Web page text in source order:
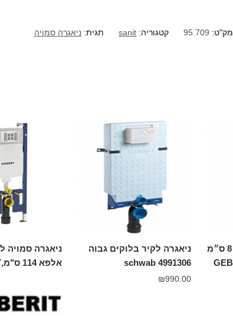
מק"ט: 95.709 קטגוריה: sanit תגית: ניאגרה סמויה
מיכל הדחה סיגמה דק 8 ס״מ
ניאגרה לקיר בלוקים גבוה
4991306 schwab
₪990.00
ניאגרה סמויה
אלפא 114 ס"מ,GEBERIT